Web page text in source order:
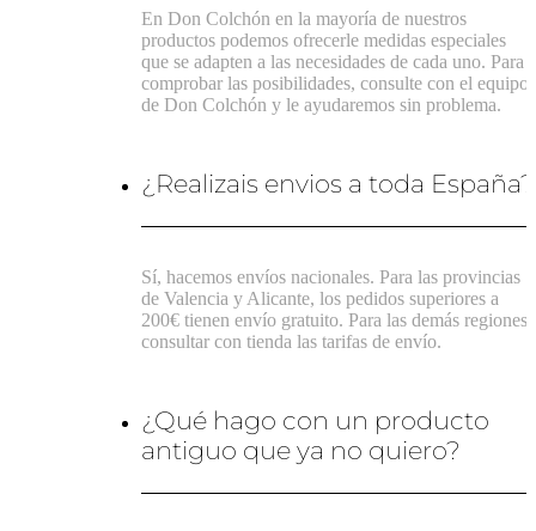
En Don Colchón en la mayoría de nuestros
productos podemos ofrecerle medidas especiales
que se adapten a las necesidades de cada uno. Para
comprobar las posibilidades, consulte con el equipo
de Don Colchón y le ayudaremos sin problema.
¿Realizais envios a toda España?
Sí, hacemos envíos nacionales. Para las provincias
de Valencia y Alicante, los pedidos superiores a
200€ tienen envío gratuito. Para las demás regiones,
consultar con tienda las tarifas de envío.
¿Qué hago con un producto
antiguo que ya no quiero?